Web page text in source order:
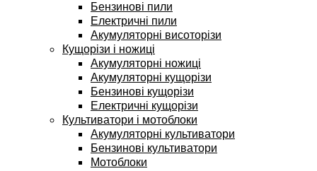
Бензинові пили
Електричні пили
Акумуляторні висоторізи
Кущорізи і ножиці
Акумуляторні ножиці
Акумуляторні кущорізи
Бензинові кущорізи
Електричні кущорізи
Культиватори і мотоблоки
Акумуляторні культиватори
Бензинові культиватори
Мотоблоки